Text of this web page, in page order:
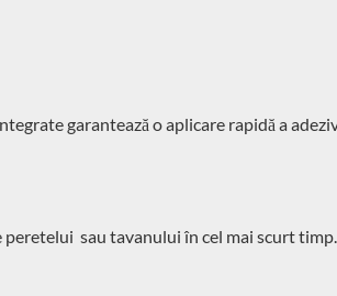
garantează o aplicare rapidă a
sau tavanului în cel mai scurt